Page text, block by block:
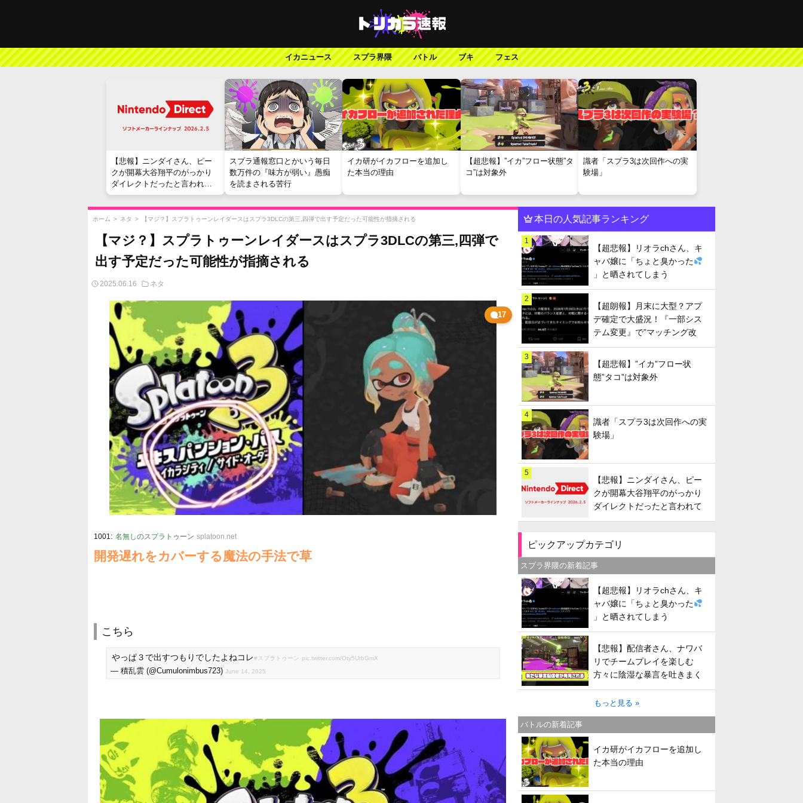
イカニュース スプラ界隈 バトル ブキ フェス
【悲報】ニンダイさん、ピー
クが開幕大谷翔平のがっかり
ダイレクトだったと言われて
しまう
スプラ通報窓口とかいう毎日
数万件の『味方が弱い』愚痴
を読まされる苦行
イカ研がイカフローを追加し
た本当の理由
【超悲報】”イカ”フロー状態”タ
コ”は対象外
識者「スプラ3は次回作への実
験場」
ホーム > ネタ > 【マジ？】スプラトゥーンレイダースはスプラ3DLCの第三,四弾で出す予定だった可能性が指摘される
【マジ？】スプラトゥーンレイダースはスプラ3DLCの第三,四弾で
出す予定だった可能性が指摘される
2025.06.16 ネタ
17
1001: 名無しのスプラトゥーン splatoon.net
開発遅れをカバーする魔法の手法で草
こちら
やっぱ３で出すつもりでしたよねコレ#スプラトゥーン pic.twitter.com/Oty5UrbGmX
— 積乱雲 (@Cumulonimbus723) June 14, 2025
本日の人気記事ランキング
1
【超悲報】リオラchさん、キ
ャバ嬢に「ちょと臭かった
」と晒されてしまう
2
【超朗報】月末に大型？アプ
デ確定で大盛況！『一部シス
テム変更』で”マッチング改
善”への期待が高まる
3
【超悲報】”イカ”フロー状
態”タコ”は対象外
4
識者「スプラ3は次回作への実
験場」
5
【悲報】ニンダイさん、ピー
クが開幕大谷翔平のがっかり
ダイレクトだったと言われて
しまう
ピックアップカテゴリ
スプラ界隈の新着記事
【超悲報】リオラchさん、キ
ャバ嬢に「ちょと臭かった
」と晒されてしまう
【悲報】配信者さん、ナワバ
リでチームプレイを楽しむ
方々に陰湿な暴言を吐きまく
ってしまう
もっと見る »
バトルの新着記事
イカ研がイカフローを追加し
た本当の理由